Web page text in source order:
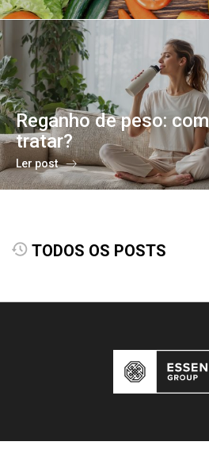
Reganho de peso:
tratar?
Ler post
TODOS OS POSTS